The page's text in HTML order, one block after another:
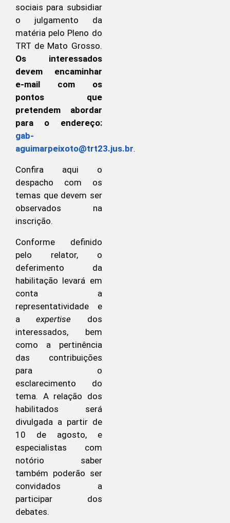
sociais para subsidiar
o julgamento da
matéria pelo Pleno do
TRT de Mato Grosso.
Os interessados
devem encaminhar
e-mail com os
pontos que
pretendem abordar
para o endereço:
gab-
aguimarpeixoto@trt23.jus.br.
Confira aqui o
despacho com os
temas que devem ser
observados na
inscrição.
Conforme definido
pelo relator, o
deferimento da
habilitação levará em
conta a
representatividade e
aexpertise dos
interessados, bem
como a pertinência
das contribuições
para o
esclarecimento do
tema. A relação dos
habilitados será
divulgada a partir de
10 de agosto, e
especialistas com
notório saber
também poderão ser
convidados a
participar dos
debates.